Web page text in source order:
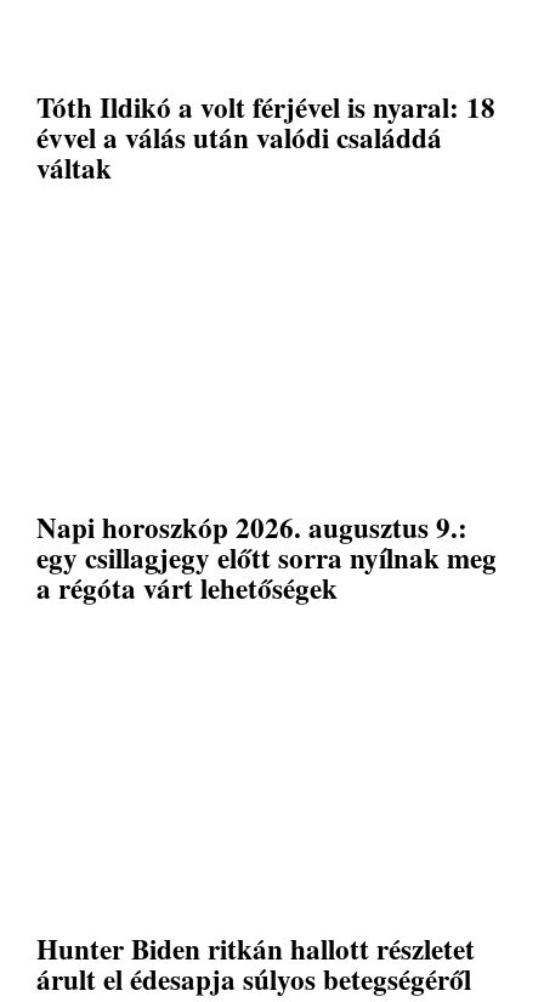
Tóth Ildikó a volt férjével is nyaral: 18
évvel a válás után valódi családdá
váltak
Napi horoszkóp 2026. augusztus 9.:
egy csillagjegy előtt sorra nyílnak meg
a régóta várt lehetőségek
Hunter Biden ritkán hallott részletet
árult el édesapja súlyos betegségéről